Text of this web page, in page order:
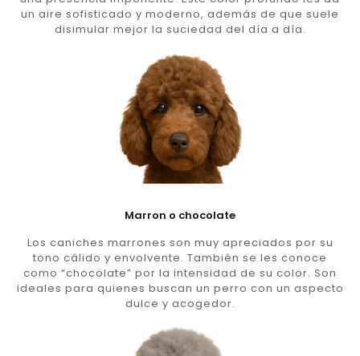
un aire sofisticado y moderno, además de que suele
disimular mejor la suciedad del día a día.
Marron o chocolate
Los caniches marrones son muy apreciados por su
tono cálido y envolvente. También se les conoce
como “chocolate” por la intensidad de su color. Son
ideales para quienes buscan un perro con un aspecto
dulce y acogedor.